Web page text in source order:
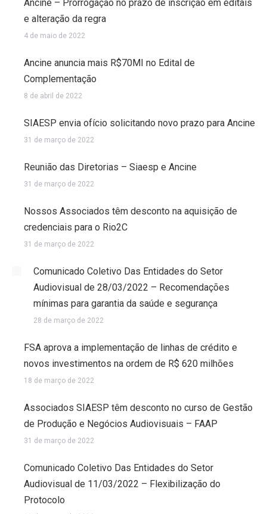
Ancine – Prorrogação no prazo de inscrição em editais
e alteração da regra
4 de maio de 2022
Ancine anuncia mais R$70MI no Edital de
Complementação
8 de abril de 2022
SIAESP envia ofício solicitando novo prazo para Ancine
31 de março de 2022
Reunião das Diretorias – Siaesp e Ancine
31 de março de 2022
Nossos Associados têm desconto na aquisição de
credenciais para o Rio2C
31 de março de 2022
Comunicado Coletivo Das Entidades do Setor
Audiovisual de 28/03/2022 – Recomendações
mínimas para garantia da saúde e segurança
28 de março de 2022
FSA aprova a implementação de linhas de crédito e
novos investimentos na ordem de R$ 620 milhões
18 de março de 2022
Associados SIAESP têm desconto no curso de Gestão
de Produção e Negócios Audiovisuais – FAAP
31 de março de 2022
Comunicado Coletivo Das Entidades do Setor
Audiovisual de 11/03/2022 – Flexibilização do
Protocolo